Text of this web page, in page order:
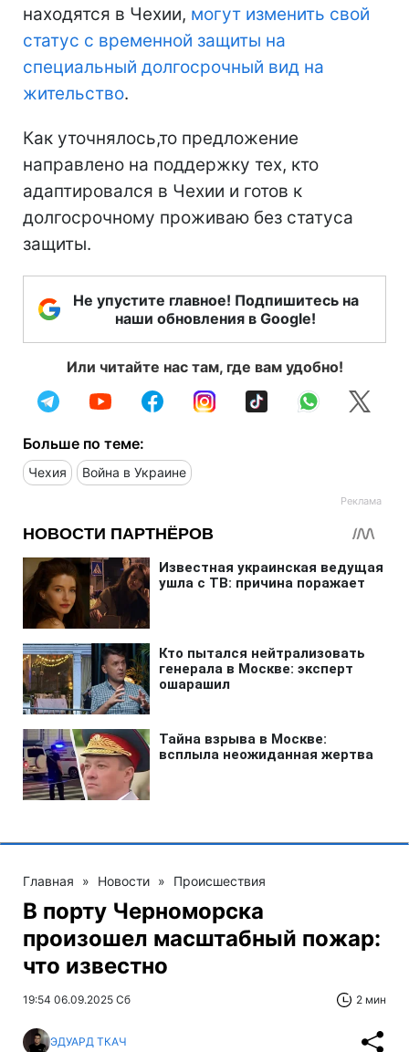
находятся в Чехии, могут изменить свой
статус с временной защиты на
специальный долгосрочный вид на
жительство.
Как уточнялось,то предложение
направлено на поддержку тех, кто
адаптировался в Чехии и готов к
долгосрочному проживаю без статуса
защиты.
Не упустите главное! Подпишитесь на
наши обновления в Google!
Или читайте нас там, где вам удобно!
Больше по теме:
Чехия Война в Украине
Главная » Новости » Происшествия
В порту Черноморска
произошел масштабный пожар:
что известно
19:54 06.09.2025 Сб 2 мин
ЭДУАРД ТКАЧ